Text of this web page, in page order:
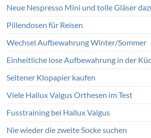
Neue Nespresso Mini und tolle Gläser
Pillendosen für Reisen
Wechsel Aufbewahrung Winter/Sommer
Einheitliche lose Aufbewahrung in der
Seltener Klopapier kaufen
Viele Hallux Valgus Orthesen im Test
Fusstraining bei Hallux Valgus
Nie wieder die zweite Socke suchen